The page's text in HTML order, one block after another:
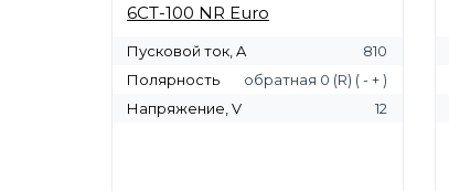
6СТ-100 NR Euro
Пусковой ток, A
810
Полярность
обратная 0 (R) ( - + )
Напряжение, V
12